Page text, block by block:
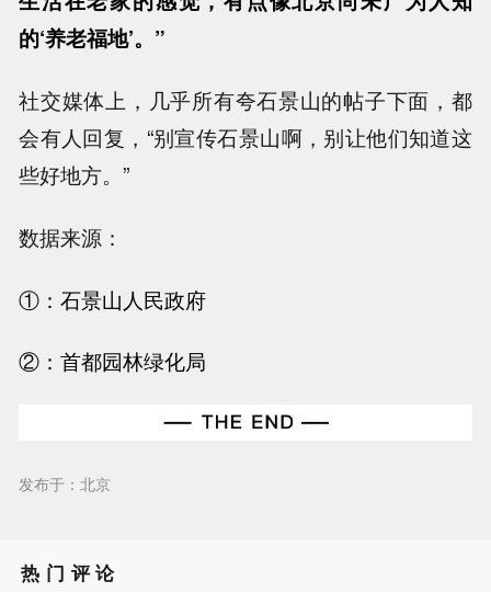
的‘养老福地’。”
社交媒体上，几乎所有夸石景山的帖子下面，都
会有人回复，“别宣传石景山啊，别让他们知道这
些好地方。”
数据来源：
①：石景山人民政府
②：首都园林绿化局
发布于：北京
热门评论